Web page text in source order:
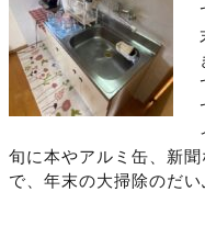
旬に本やアルミ缶、新
で、年末の大掃除のだ